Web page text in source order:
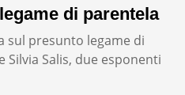
di parentela
sul presunto legame di
Silvia Salis, due esponenti